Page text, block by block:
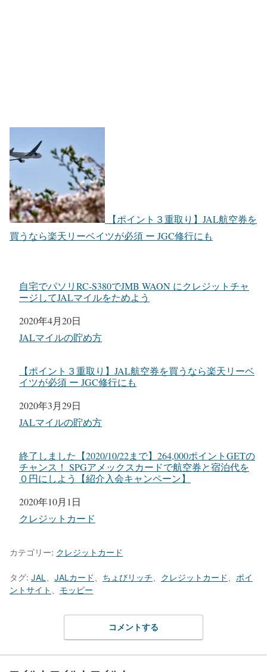
【ポイント３重取り】JAL航空券を
買うなら楽天リーベイツが必須 ー JGC修行にも
自宅でパソリRC-S380でJMB WAON にクレジットチャ
ージしてJALマイルをためよう
日付
2020年4月20日
関連理由
JALマイルの貯め方
【ポイント３重取り】JAL航空券を買うなら楽天リーベ
イツが必須 ー JGC修行にも
日付
2020年3月29日
関連理由
JALマイルの貯め方
終了しました【2020/10/22まで】264,000ポイントGETの
チャンス！ SPGアメックスカードで航空券と宿泊代を
０円にしよう【紹介入会キャンペーン】
日付
2020年10月1日
関連理由
クレジットカード
カテゴリー: クレジットカード
タグ: JAL JALカード ちょびリッチ クレジットカード
ポイ
ントサイト
モッピー
コメントする